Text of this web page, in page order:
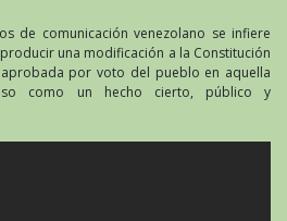
de comunicación venezolano se infiere
una modificación a la Constitución
por voto del pueblo en aquella
como un hecho cierto, público y